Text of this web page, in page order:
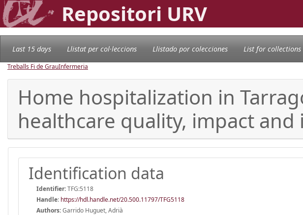
Repositori URV
Last 15 days Llistat per col·leccions Llistado por colecciones List for collections
Treballs Fi de GrauInfermeria
Home hospitalization in
healthcare quality, impact
Identification data
Identifier:TFG:5118
Handle: https://hdl.handle.net/20.500.11797/TFG5118
Authors:Garrido Huguet, Adrià